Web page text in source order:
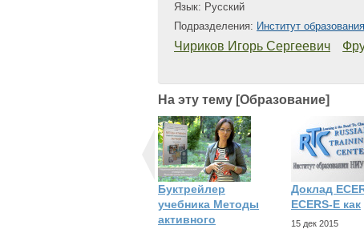
Язык: Русский
Подразделения: Институт образования
Чириков Игорь Сергеевич
На эту тему [Образование]
Буктрейлер
учебника Методы
активного
Доклад
ECERS-E как
15 дек 2015